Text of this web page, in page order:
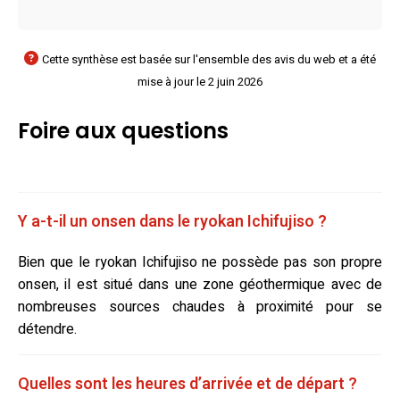
Cette synthèse est basée sur l'ensemble des avis du web et a été
mise à jour le 2 juin 2026
Foire aux questions
Y a-t-il un onsen dans le ryokan Ichifujiso ?
Bien que le ryokan Ichifujiso ne possède pas son propre
onsen, il est situé dans une zone géothermique avec de
nombreuses sources chaudes à proximité pour se
détendre.
Quelles sont les heures d’arrivée et de départ ?